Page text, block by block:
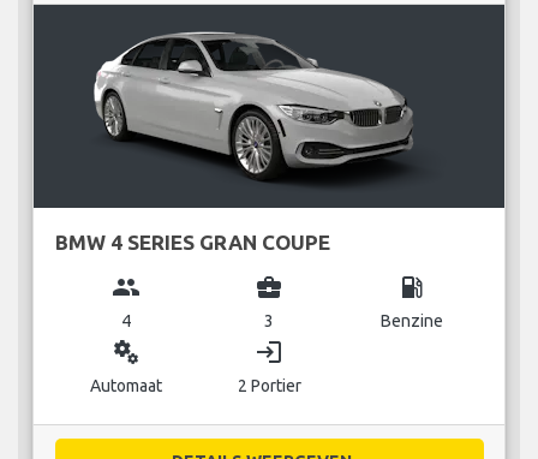
BMW 4 SERIES GRAN COUPE
group
4
business_center
3
local_gas_station
Benzine
miscellaneous_services
Automaat
login
2 Portier